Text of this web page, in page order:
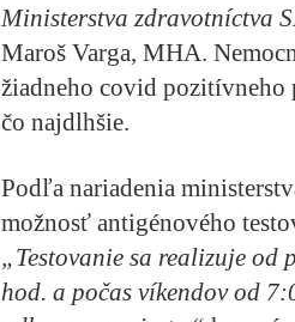
Ministerstva zdravotníctva
Maroš Varga, MHA.
žiadneho covid pozitívneho
čo najdlhšie.
Podľa nariadenia
možnosť antigénového
„Testovanie sa realizuje od
hod. a počas víkendov od